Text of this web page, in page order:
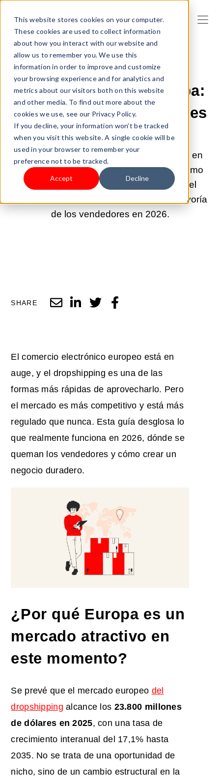
This website stores cookies on your computer.
These cookies are used to collect information
about how you interact with our website and
allow us to remember you. We use this
information in order to improve and customize
your browsing experience and for analytics and
metrics about our visitors both on this website
and other media. To find out more about the
cookies we use, see our Privacy Policy.
If you decline, your information won’t be tracked
when you visit this website. A single cookie will be
used in your browser to remember your
preference not to be tracked.
Accept Decline
07-ABR-2026 9:00:02 |DROPSHIPPING
Dropshipping en Europa:
guía sobre oportunidades
y dificultades
¿Estás pensando en hacer dropshipping en
Europa? Aprende qué nichos venden, cómo
gestionar la logística, el cumplimiento del
GDPR y las trampas que hunden a la mayoría
de los vendedores en 2026.
SHARE
El comercio electrónico europeo está en
auge, y el dropshipping es una de las
formas más rápidas de aprovecharlo. Pero
el mercado es más competitivo y está más
regulado que nunca. Esta guía desglosa lo
que realmente funciona en 2026, dónde se
queman los vendedores y cómo crear un
negocio duradero.
¿Por qué Europa es un
mercado atractivo en
este momento?
Se prevé que el mercado europeo del
dropshipping alcance los 23.800 millones
de dólares en 2025, con una tasa de
crecimiento interanual del 17,1% hasta
2035. No se trata de una oportunidad de
nicho, sino de un cambio estructural en la